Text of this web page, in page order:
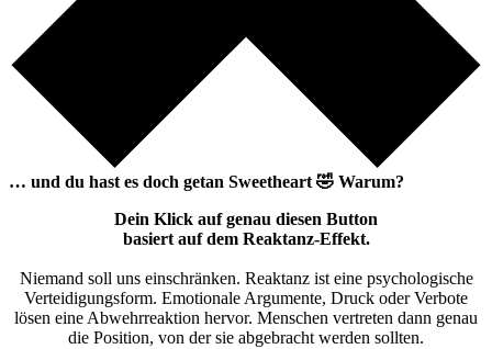
… und du hast es doch getan Sweetheart 🤣 Warum?
Dein Klick auf genau diesen Button
basiert auf dem Reaktanz-Effekt.
Niemand soll uns einschränken. Reaktanz ist eine psychologische
Verteidigungsform. Emotionale Argumente, Druck oder Verbote
lösen eine Abwehrreaktion hervor. Menschen vertreten dann genau
die Position, von der sie abgebracht werden sollten.